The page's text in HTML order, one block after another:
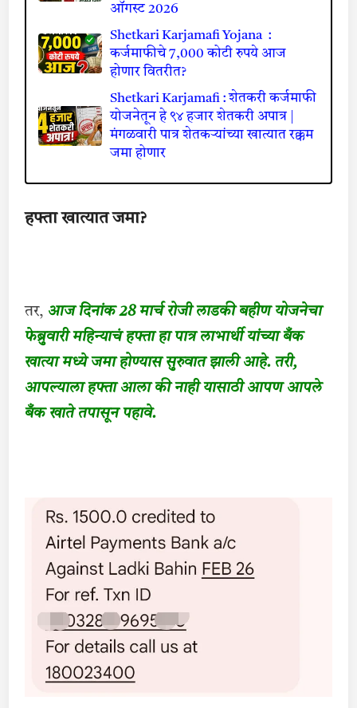
ऑगस्ट 2026
Shetkari Karjamafi Yojana :
कर्जमाफीचे 7,000 कोटी रुपये आज
होणार वितरीत?
Shetkari Karjamafi : शेतकरी कर्जमाफी
योजनेतून हे ९४ हजार शेतकरी अपात्र |
मंगळवारी पात्र शेतकऱ्यांच्या खात्यात रक्कम
जमा होणार
हफ्ता खात्यात जमा?
तर, आज दिनांक 28 मार्च रोजी लाडकी बहीण योजनेचा
फेब्रुवारी महिन्याचं हफ्ता हा पात्र लाभार्थी यांच्या बँक
खात्या मध्ये जमा होण्यास सुरुवात झाली आहे. तरी,
आपल्याला हफ्ता आला की नाही यासाठी आपण आपले
बँक खाते तपासून पहावे.